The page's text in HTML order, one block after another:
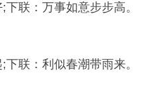
联：万事如意步步高。
联：利似春潮带雨来。